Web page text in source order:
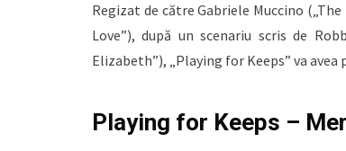
Regizat de către Gabriele Muccino („The
Love”), după un scenariu scris de
Elizabeth”), „Playing for Keeps” va
Playing for Keeps –